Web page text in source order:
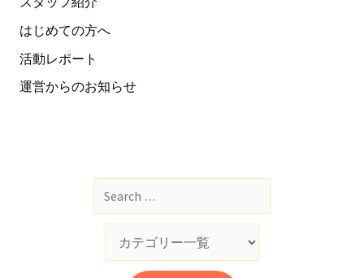
はじめての方へ
活動レポート
運営からのお知らせ